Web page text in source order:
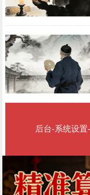
后台-系统设